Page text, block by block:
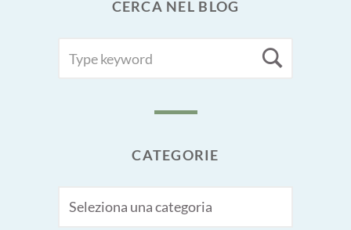
CERCA NEL BLOG
FOR:
CATEGORIE